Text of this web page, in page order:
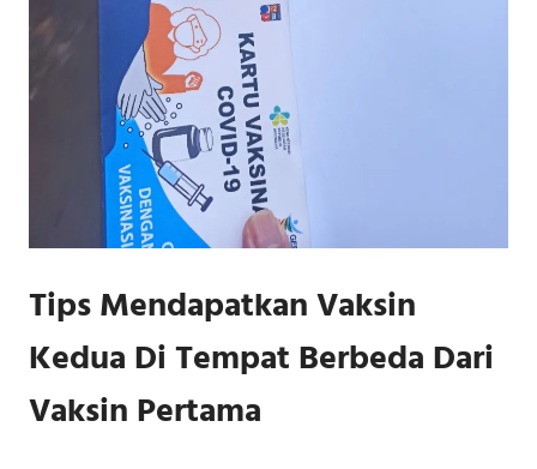
Tips Mendapatkan Vaksin
Kedua Di Tempat Berbeda Dari
Vaksin Pertama